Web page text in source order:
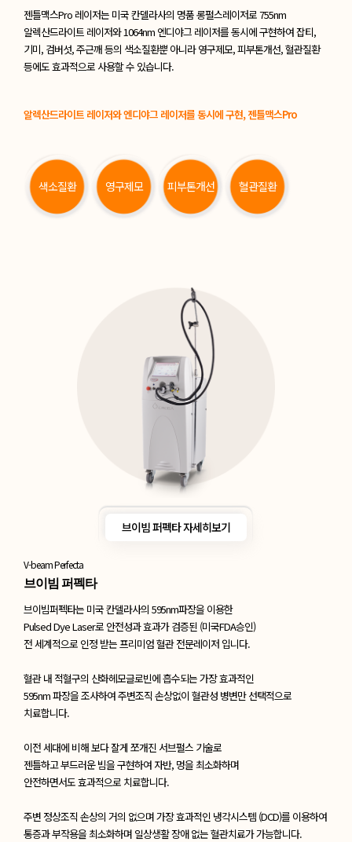
젠틀맥스Pro 레이저는 미국 칸델라사의 명품 롱펄스레이저로 755nm
알렉산드라이트 레이저와 1064nm 엔디야그 레이저를 동시에 구현하여 잡티,
기미, 검버섯, 주근깨 등의 색소질환뿐 아니라 영구제모, 피부톤개선, 혈관질환
등에도 효과적으로 사용할 수 있습니다.
알렉산드라이트 레이저와 엔디야그 레이저를 동시에 구현, 젠틀맥스Pro
색소질환 영구제모 피부톤개선 혈관질환
브이빔 퍼펙타 자세히보기
V-beam Perfecta
브이빔 퍼펙타
브이빔퍼펙타는 미국 칸델라사의 595nm파장을 이용한
Pulsed Dye Laser로 안전성과 효과가 검증된 (미국FDA승인)
전 세계적으로 인정 받는 프리미엄 혈관 전문레이저 입니다.
혈관 내 적혈구의 산화헤모글로빈에 흡수되는 가장 효과적인
595nm 파장을 조사하여 주변조직 손상없이 혈관성 병변만 선택적으로
치료합니다.
이전 세대에 비해 보다 잘게 쪼개진 서브펄스 기술로
젠틀하고 부드러운 빔을 구현하여 자반, 멍을 최소화하며
안전하면서도 효과적으로 치료합니다.
주변 정상조직 손상의 거의 없으며 가장 효과적인 냉각시스템 (DCD)를 이용하여
통증과 부작용을 최소화하며 일상생활 장애 없는 혈관치료가 가능합니다.